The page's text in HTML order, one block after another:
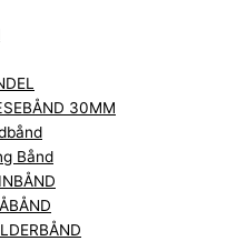
30MM
Bånd